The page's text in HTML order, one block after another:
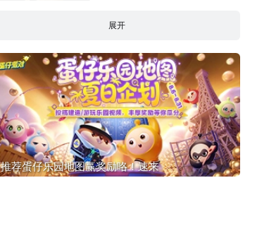
展开
推荐蛋仔乐园地图赢奖励咯！速来